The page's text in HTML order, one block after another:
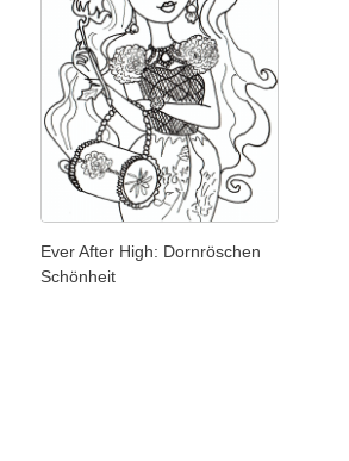
Ever After High: Dornröschen
Schönheit